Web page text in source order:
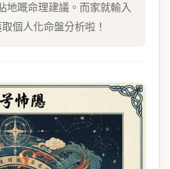
地嘅命理建議。而家就輸入
個人化命盤分析啦！